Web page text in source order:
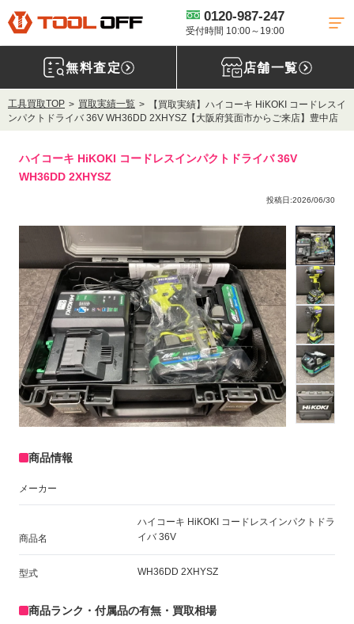
0120-987-247
受付時間 10:00～19:00
無料査定 店舗一覧
工具買取TOP 買取実績一覧
【買取実績】ハイコーキ HiKOKI コードレスイ
ンパクトドライバ 36V WH36DD 2XHYSZ【大阪府箕面市からご来店】豊中店
ハイコーキ HiKOKI コードレスインパクトドライバ 36V
WH36DD 2XHYSZ
投稿日:2026/06/30
商品情報
メーカー
商品名
ハイコーキ HiKOKI コードレスインパクトドラ
イバ 36V
型式 WH36DD 2XHYSZ
商品ランク・付属品の有無・買取相場